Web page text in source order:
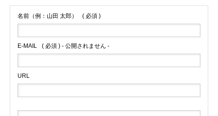
名前（例：山田 太郎） ( 必須 )
E-MAIL ( 必須 ) - 公開されません -
URL